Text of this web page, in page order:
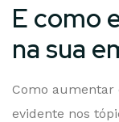
E como
na sua
Como aumentar
evidente nos